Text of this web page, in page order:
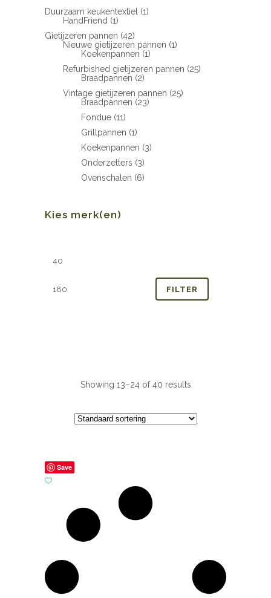
Duurzaam keukentextiel (1)
HandFriend (1)
Gietijzeren pannen (42)
Nieuwe gietijzeren pannen (1)
Koekenpannen (1)
Refurbished gietijzeren pannen (25)
Braadpannen (2)
Vintage gietijzeren pannen (25)
Braadpannen (23)
Fondue (11)
Grillpannen (1)
Koekenpannen (3)
Onderzetters (3)
Ovenschalen (6)
Kies merk(en)
FILTER
Showing 13–24 of 40 results
Save